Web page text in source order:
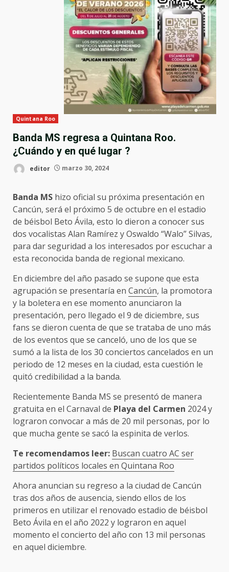
Quintana Roo
Banda MS regresa a Quintana Roo.
¿Cuándo y en qué lugar ?
editor marzo 30, 2024
Banda MS hizo oficial su próxima presentación en
Cancún, será el próximo 5 de octubre en el estadio
de béisbol Beto Ávila, esto lo dieron a conocer sus
dos vocalistas Alan Ramírez y Oswaldo “Walo” Silvas,
para dar seguridad a los interesados por escuchar a
esta reconocida banda de regional mexicano.
En diciembre del año pasado se supone que esta
agrupación se presentaría en Cancún, la promotora
y la boletera en ese momento anunciaron la
presentación, pero llegado el 9 de diciembre, sus
fans se dieron cuenta de que se trataba de uno más
de los eventos que se canceló, uno de los que se
sumó a la lista de los 30 conciertos cancelados en un
periodo de 12 meses en la ciudad, esta cuestión le
quitó credibilidad a la banda.
Recientemente Banda MS se presentó de manera
gratuita en el Carnaval de Playa del Carmen 2024 y
lograron convocar a más de 20 mil personas, por lo
que mucha gente se sacó la espinita de verlos.
Te recomendamos leer: Buscan cuatro AC ser
partidos políticos locales en Quintana Roo
Ahora anuncian su regreso a la ciudad de Cancún
tras dos años de ausencia, siendo ellos de los
primeros en utilizar el renovado estadio de béisbol
Beto Ávila en el año 2022 y lograron en aquel
momento el concierto del año con 13 mil personas
en aquel diciembre.